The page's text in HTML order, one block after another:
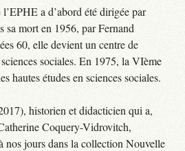
a d’abord été dirigée par
sa mort en 1956, par Fernand
60, elle devient un centre de
sociales. En 1975, la VIème
hautes études en sciences sociales.
historien et didacticien qui a,
Coquery-Vidrovitch,
nos jours dans la collection Nouvelle